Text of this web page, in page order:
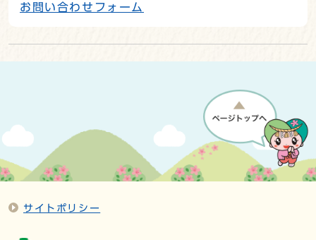
お問い合わせフォーム
サイトポリシー